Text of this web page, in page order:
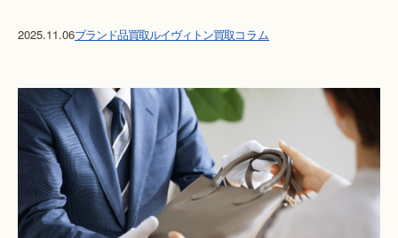
2025.11.06ブランド品買取ルイヴィトン買取コラム